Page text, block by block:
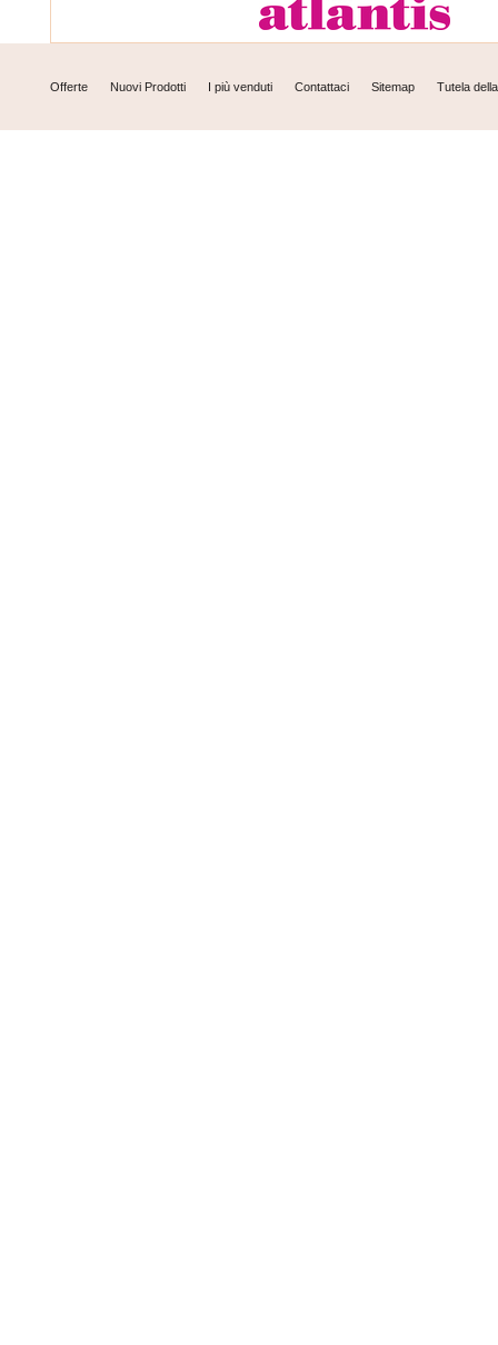
Offerte Nuovi Prodotti I più venduti Contattaci Sitemap Tutela